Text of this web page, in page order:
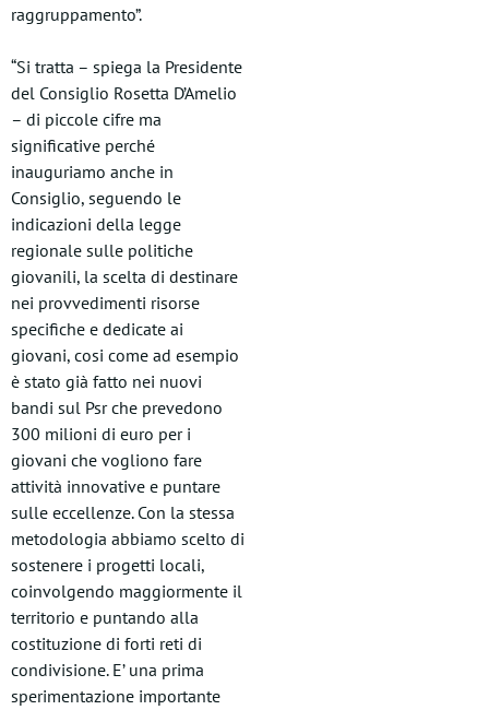
raggruppamento”.
“Si tratta – spiega la Presidente
del Consiglio Rosetta D’Amelio
– di piccole cifre ma
significative perché
inauguriamo anche in
Consiglio, seguendo le
indicazioni della legge
regionale sulle politiche
giovanili, la scelta di destinare
nei provvedimenti risorse
specifiche e dedicate ai
giovani, cosi come ad esempio
è stato già fatto nei nuovi
bandi sul Psr che prevedono
300 milioni di euro per i
giovani che vogliono fare
attività innovative e puntare
sulle eccellenze. Con la stessa
metodologia abbiamo scelto di
sostenere i progetti locali,
coinvolgendo maggiormente il
territorio e puntando alla
costituzione di forti reti di
condivisione. E’ una prima
sperimentazione importante